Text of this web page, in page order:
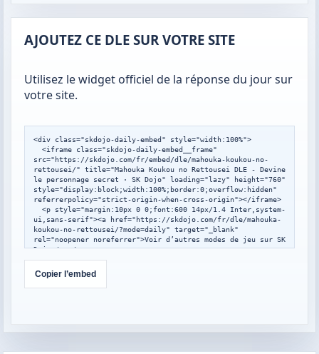
AJOUTEZ CE DLE SUR VOTRE SITE
Utilisez le widget officiel de la réponse du jour sur
votre site.
<div class="skdojo-daily-embed" style="width:100%">
src="https://skdojo.com/fr/embed/dle/mahouka-koukou-no-
rettousei/" title="Mahouka Koukou no Rettousei DLE - Devine
le personnage secret · SK Dojo" loading="lazy" height="760"
style="display:block;width:100%;border:0;overflow:hidden"
referrerpolicy="strict-origin-when-cross-origin"></iframe>
ui,sans-serif"><a href="https://skdojo.com/fr/dle/mahouka-
koukou-no-rettousei/?mode=daily" target="_blank"
rel="noopener noreferrer">Voir d’autres modes de jeu sur SK
Dojo</a></p>
</div>
<script>
window.addEventListener("message",function(event){
  var data=event.data;
Copier l’embed